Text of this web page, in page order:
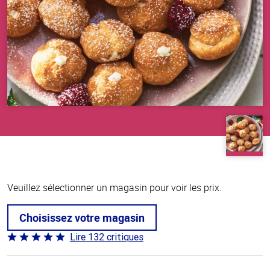
Veuillez sélectionner un magasin pour voir les prix.
Choisissez votre magasin
Coté
4.8 sur
Lire 132 critiques